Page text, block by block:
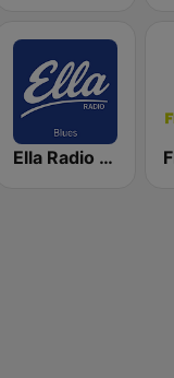
Ella Radio - Blues